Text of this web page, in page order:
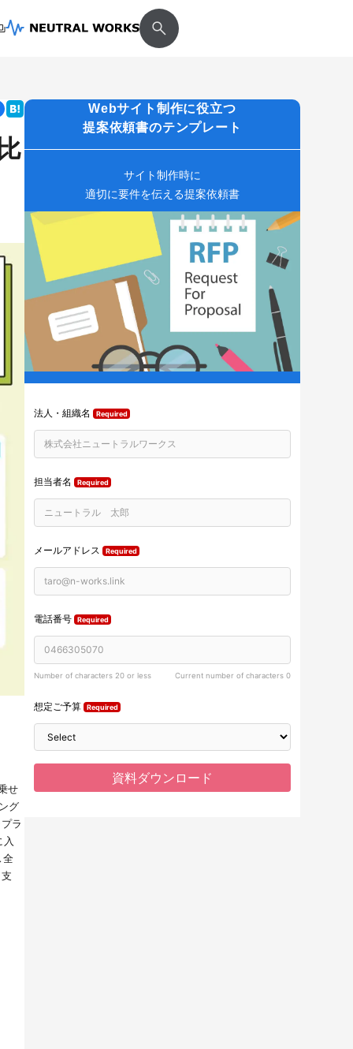
せ
グ
ラ
全
Webサイト制作に役立つ
提案依頼書のテンプレート
サイト制作時に
適切に要件を伝える提案依頼書